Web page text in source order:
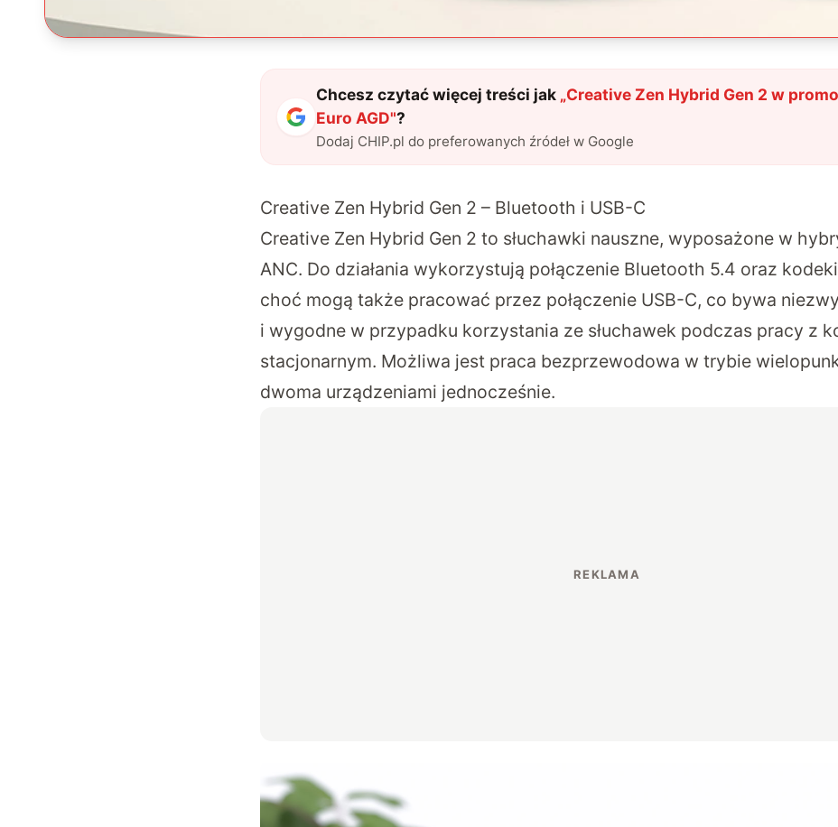
Chcesz czytać więcej treści jak „Creative Zen Hybrid Gen 2 w
Euro AGD"?
Dodaj CHIP.pl do preferowanych źródeł w Google
Creative Zen Hybrid Gen 2 – Bluetooth i USB-C
Creative Zen Hybrid Gen 2 to słuchawki nauszne, wyposażone w
ANC. Do działania wykorzystują połączenie Bluetooth 5.4 oraz kodeki
choć mogą także pracować przez połączenie USB-C, co bywa
i wygodne w przypadku korzystania ze słuchawek podczas pracy z
stacjonarnym. Możliwa jest praca bezprzewodowa w trybie
dwoma urządzeniami jednocześnie.